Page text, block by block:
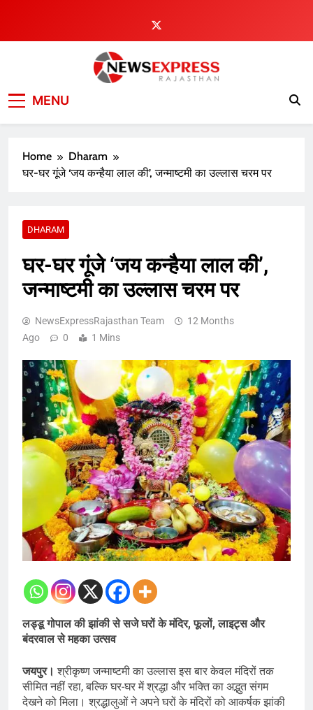
content
MENU
Home
Dharam
घर-घर गूंजे ‘जय कन्हैया लाल की’, जन्माष्टमी का उल्लास चरम पर
DHARAM
घर-घर गूंजे ‘जय कन्हैया लाल की’,
जन्माष्टमी का उल्लास चरम पर
NewsExpressRajasthan Team
12 Months
Ago
0 1 Mins
लड्डू गोपाल की झांकी से सजे घरों के मंदिर, फूलों, लाइट्स और
बंदरवाल से महका उत्सव
जयपुर।श्रीकृष्ण जन्माष्टमी का उल्लास इस बार केवल मंदिरों तक
सीमित नहीं रहा, बल्कि घर-घर में श्रद्धा और भक्ति का अद्भुत संगम
देखने को मिला। श्रद्धालुओं ने अपने घरों के मंदिरों को आकर्षक झांकी